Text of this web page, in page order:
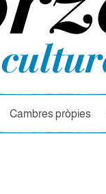
Cambres pròpies